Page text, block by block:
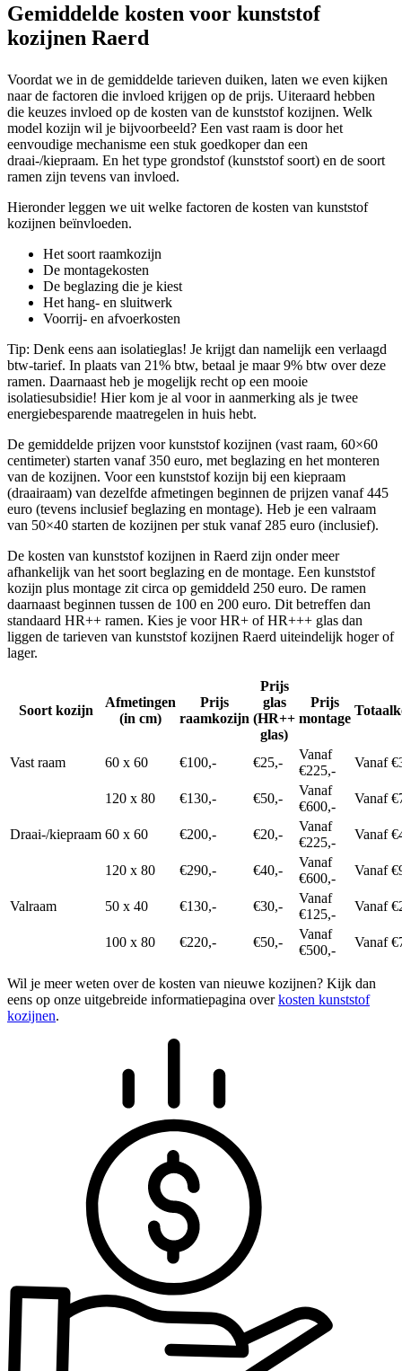
Gemiddelde kosten voor kunststof
kozijnen Raerd
Voordat we in de gemiddelde tarieven duiken, laten we even kijken
naar de factoren die invloed krijgen op de prijs. Uiteraard hebben
die keuzes invloed op de kosten van de kunststof kozijnen. Welk
model kozijn wil je bijvoorbeeld? Een vast raam is door het
eenvoudige mechanisme een stuk goedkoper dan een
draai-/kiepraam. En het type grondstof (kunststof soort) en de soort
ramen zijn tevens van invloed.
Hieronder leggen we uit welke factoren de kosten van kunststof
kozijnen beïnvloeden.
Het soort raamkozijn
De montagekosten
De beglazing die je kiest
Het hang- en sluitwerk
Voorrij- en afvoerkosten
Tip: Denk eens aan isolatieglas! Je krijgt dan namelijk een verlaagd
btw-tarief. In plaats van 21% btw, betaal je maar 9% btw over deze
ramen. Daarnaast heb je mogelijk recht op een mooie
isolatiesubsidie! Hier kom je al voor in aanmerking als je twee
energiebesparende maatregelen in huis hebt.
De gemiddelde prijzen voor kunststof kozijnen (vast raam, 60×60
centimeter) starten vanaf 350 euro, met beglazing en het monteren
van de kozijnen. Voor een kunststof kozijn bij een kiepraam
(draairaam) van dezelfde afmetingen beginnen de prijzen vanaf 445
euro (tevens inclusief beglazing en montage). Heb je een valraam
van 50×40 starten de kozijnen per stuk vanaf 285 euro (inclusief).
De kosten van kunststof kozijnen in Raerd zijn onder meer
afhankelijk van het soort beglazing en de montage. Een kunststof
kozijn plus montage zit circa op gemiddeld 250 euro. De ramen
daarnaast beginnen tussen de 100 en 200 euro. Dit betreffen dan
standaard HR++ ramen. Kies je voor HR+ of HR+++ glas dan
liggen de tarieven van kunststof kozijnen Raerd uiteindelijk hoger of
lager.
Soort kozijn
Afmetingen
(in cm)
Prijs
raamkozijn
Prijs
glas
(HR++
glas)
Prijs
montage
Vast raam 60 x 60 €100,- €25,-
Vanaf
€225,-
Vanaf
120 x 80 €130,- €50,-
Vanaf
€600,-
Vanaf
Draai-/kiepraam 60 x 60 €200,- €20,-
Vanaf
€225,-
Vanaf
120 x 80 €290,- €40,-
Vanaf
€600,-
Vanaf
Valraam 50 x 40 €130,- €30,-
Vanaf
€125,-
Vanaf
100 x 80 €220,- €50,-
Vanaf
€500,-
Vanaf
Wil je meer weten over de kosten van nieuwe kozijnen? Kijk dan
eens op onze uitgebreide informatiepagina overkosten kunststof
kozijnen.